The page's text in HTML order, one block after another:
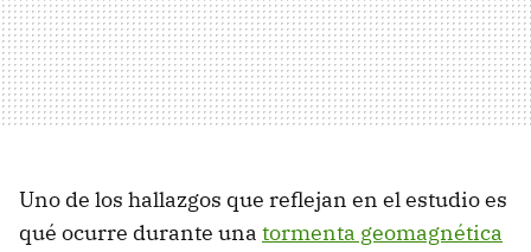
Uno de los hallazgos que reflejan en el estudio es
qué ocurre durante una tormenta geomagnética